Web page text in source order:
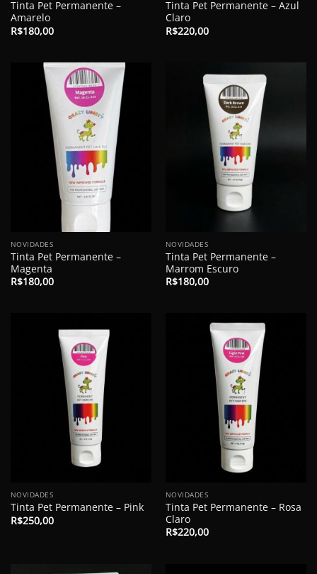
Tinta Pet Permanente –
Amarelo
R$180,00
Tinta Pet Permanente – Azul
Claro
R$220,00
NOVIDADES
Tinta Pet Permanente –
Magenta
R$180,00
NOVIDADES
Tinta Pet Permanente –
Marrom Escuro
R$180,00
NOVIDADES
Tinta Pet Permanente – Pink
R$250,00
NOVIDADES
Tinta Pet Permanente – Rosa
Claro
R$220,00